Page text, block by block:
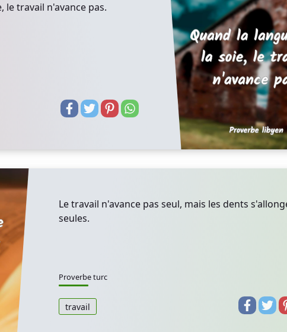
le travail n'avance pas.
Le travail n'avance pas seul, mais les dents
seules.
Proverbe turc
travail